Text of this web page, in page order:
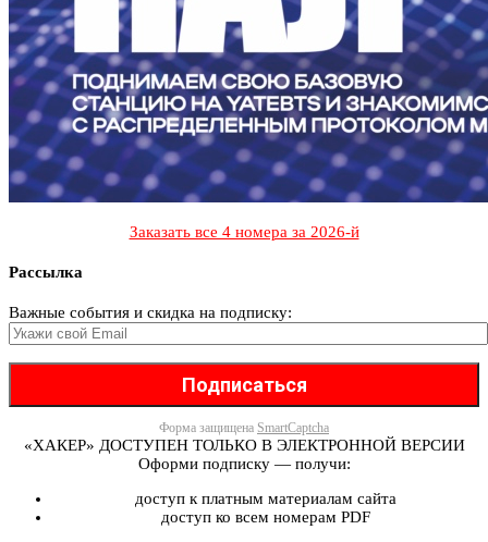
Заказать все 4 номера за 2026-й
Рассылка
Важные события и скидка на подписку:
Форма защищена SmartCaptcha
«ХАКЕР» ДОСТУПЕН ТОЛЬКО В ЭЛЕКТРОННОЙ ВЕРСИИ
Оформи подписку — получи:
доступ к платным материалам сайта
доступ ко всем номерам PDF